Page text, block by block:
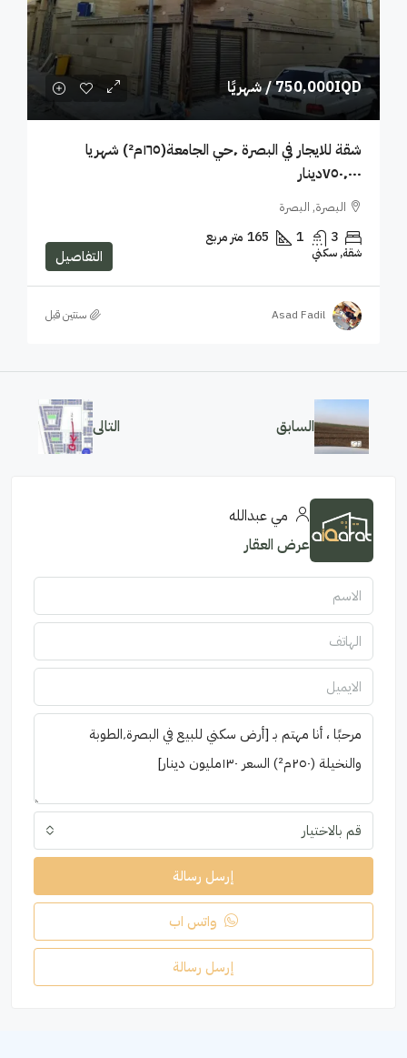
750,000IQD/ شهريًا
شقة للايجار في البصرة ٬حي الجامعة(١٦٥م²) شهريا
٧٥٠٬٠٠٠دينار
البصرة, البصرة
3
1
165 متر مربع
شقة, سكني التفاصيل
Asad Fadil ‏سنتين قبل
السابق التالى
مي عبدالله
عرض العقار
قم بالاختيار
إرسل رسالة
واتس اب
إرسل رسالة